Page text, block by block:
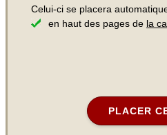
Celui-ci se placera
en haut des pages de la
PLACER